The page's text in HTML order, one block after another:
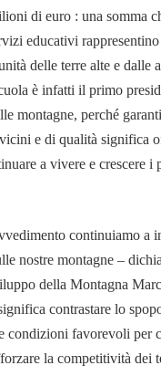
di euro : una somma
educativi
delle terre alte e dalle
è infatti il primo
montagne, perché
e di qualità significa
a vivere e crescere
continuiamo a
nostre montagne –
della Montagna
contrastare lo
condizioni favorevoli per
la competitività dei